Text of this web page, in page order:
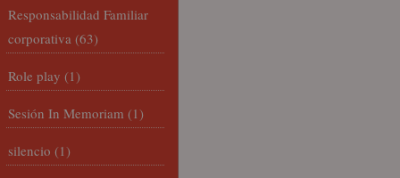
Responsabilidad Familiar
corporativa (63)
Role play (1)
Sesión In Memoriam (1)
silencio (1)